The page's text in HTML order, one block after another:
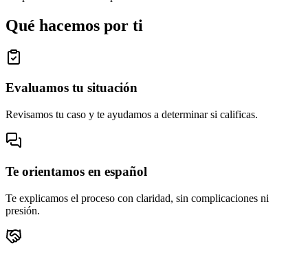
Qué hacemos por ti
Evaluamos tu situación
Revisamos tu caso y te ayudamos a determinar si calificas.
Te orientamos en español
Te explicamos el proceso con claridad, sin complicaciones ni
presión.